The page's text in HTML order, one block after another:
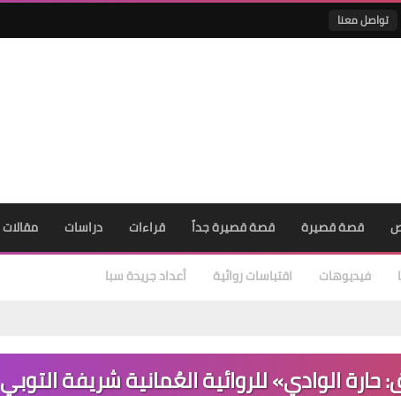
تواصل معنا
قصة قصيرة قصة قصيرة جداً قراءات دراسات مقالات
فيديوهات اقتباسات روائية أعداد جريدة سبا
الوادي» للروائية العُمانية شريفة التوبي